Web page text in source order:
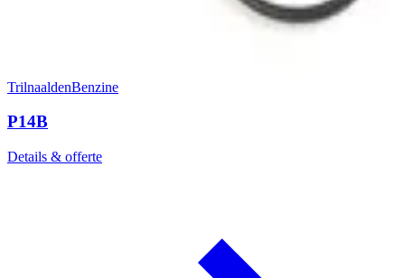
TrilnaaldenBenzine
P14B
Details & offerte